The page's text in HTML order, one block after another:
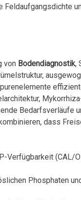
Feldaufgangsdichte
von Bodendiagnostik,
Bedarfsverläufe
dass
Verfügbarkeit (CAL/
Phosphaten